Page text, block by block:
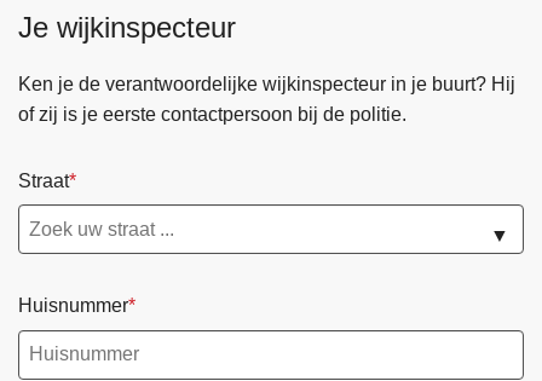
Je wijkinspecteur
Ken je de verantwoordelijke wijkinspecteur in je buurt? Hij
of zij is je eerste contactpersoon bij de politie.
Straat
▼
Huisnummer